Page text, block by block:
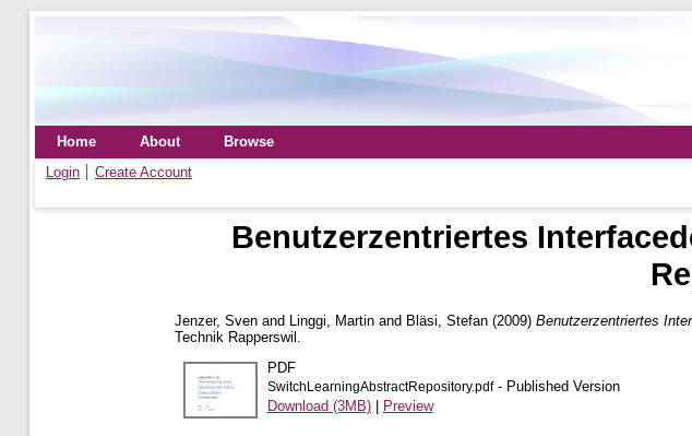
Home About
Browse
Login
Create Account
Benutzerzentriertes
Jenzer, Sven and Linggi, Martin and Bläsi, Stefan (2009) Benutzerzentriertes
Technik Rapperswil.
PDF
SwitchLearningAbstractRepository.pdf- Published Version
Download (3MB)| Preview